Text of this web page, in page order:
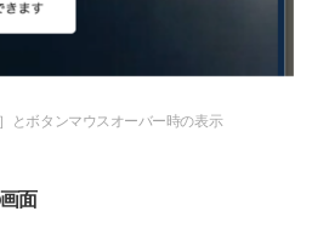
とボタンマウスオーバー時の表示
面